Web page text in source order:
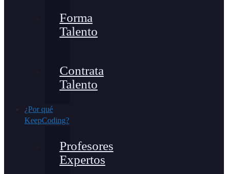
Forma
Talento
Contrata
Talento
¿Por qué
KeepCoding?
Profesores
Expertos